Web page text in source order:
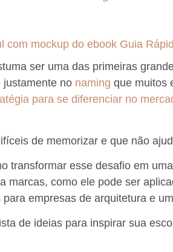
ser uma das primeiras
justamente no naming que muitos
para se diferenciar no
de memorizar e que não
transformar esse desafio em
marcas, como ele pode ser
empresas de arquitetura e
de ideias para inspirar sua